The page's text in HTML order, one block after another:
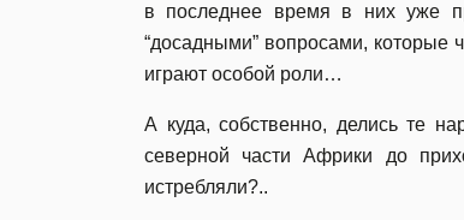
в последнее время в них уже
“досадными” вопросами, которые
играют особой роли…
А куда, собственно, делись те
северной части Африки до
истребляли?..